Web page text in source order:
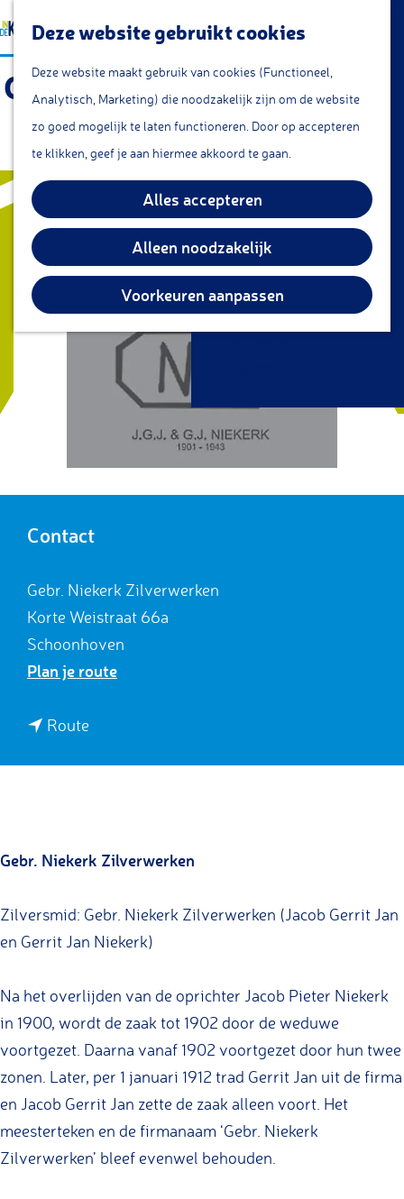
Deze website gebruikt cookies
Deze website maakt gebruik van cookies (Functioneel,
Analytisch, Marketing) die noodzakelijk zijn om de website
zo goed mogelijk te laten functioneren. Door op accepteren
te klikken, geef je aan hiermee akkoord te gaan.
Alles accepteren
Alleen noodzakelijk
Voorkeuren aanpassen
a
a
n
r
d
a
Z
e
k
e
n
e
n
u
Snacks
Cafe & Bar
Restaurants
Theetuin
IJs
Groepsarrangementen
Streekproducten
KOM DOEN
Fietsen
Gebr. Niekerk Zilverwerken
- Meesterteken
Contact
Gebr. Niekerk Zilverwerken
Korte Weistraat 66a
Schoonhoven
Plan je routen
r
N
i
k
e
r
k
Z
i
l
Route
e
r
.
i
e
k
e
r
k
Z
Gebr. Niekerk Zilverwerken
Zilversmid: Gebr. Niekerk Zilverwerken (Jacob Gerrit Jan
en Gerrit Jan Niekerk)
Na het overlijden van de oprichter Jacob Pieter Niekerk
in 1900, wordt de zaak tot 1902 door de weduwe
voortgezet. Daarna vanaf 1902 voortgezet door hun twee
zonen. Later, per 1 januari 1912 trad Gerrit Jan uit de firma
en Jacob Gerrit Jan zette de zaak alleen voort. Het
meesterteken en de firmanaam ‘Gebr. Niekerk
Zilverwerken’ bleef evenwel behouden.